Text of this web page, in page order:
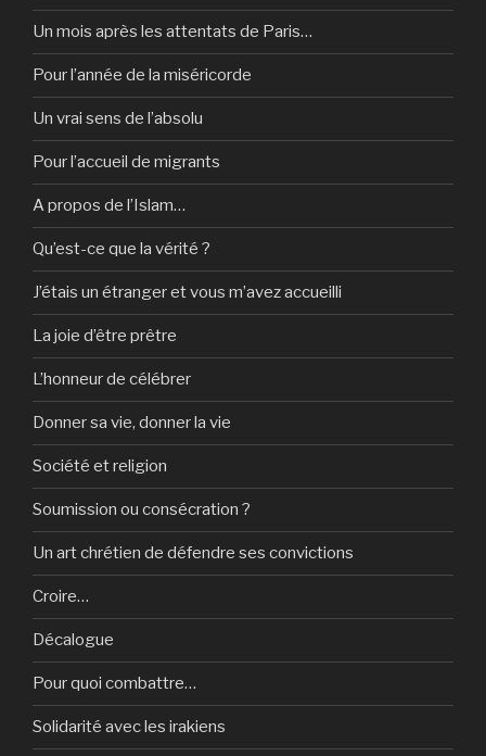
Un mois après les attentats de Paris…
Pour l’année de la miséricorde
Un vrai sens de l’absolu
Pour l’accueil de migrants
A propos de l’Islam…
Qu’est-ce que la vérité ?
J’étais un étranger et vous m’avez accueilli
La joie d’être prêtre
L’honneur de célébrer
Donner sa vie, donner la vie
Société et religion
Soumission ou consécration ?
Un art chrétien de défendre ses convictions
Croire…
Décalogue
Pour quoi combattre…
Solidarité avec les irakiens